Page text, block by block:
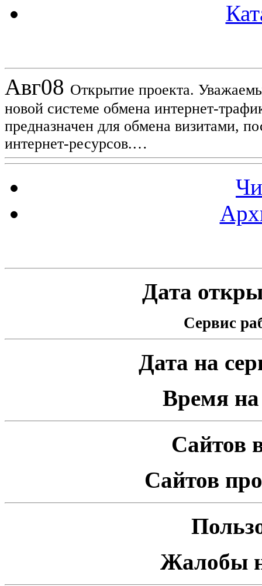
Авг08 Открытие проекта.
новой системе обмена интернет-
предназначен для обмена визитами,
интернет-ресурсов.…
Дата
Сервис
Дата на
Время на
Сайтов
Сайтов
Жалобы